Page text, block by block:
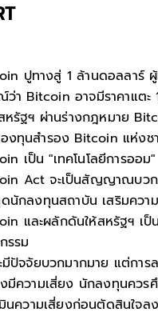
ปูทางสู่ 1 ล้านดอลลาร์
ว่า Bitcoin อาจมีราคาแตะ
หรัฐฯ ผ่านร่างกฎหมาย
งทุนสำรอง Bitcoin แห่งช
เป็น "เทคโนโลยีการออม"
Act จะเป็นสัญญาณบวก
นักลงทุนสถาบัน เสริมความ
และผลักดันให้สหรัฐฯ เป็
รรม
มีปัจจัยบวกมากมาย แต่กา
มีความเสี่ยง นักลงทุนควร
มินความเสี่ยงก่อนตัดสินใจล